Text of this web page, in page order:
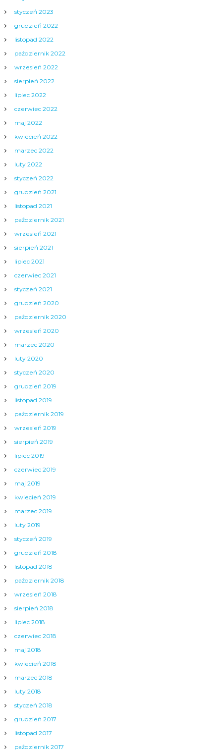
styczeń 2023
grudzień 2022
listopad 2022
październik 2022
wrzesień 2022
sierpień 2022
lipiec 2022
czerwiec 2022
maj 2022
kwiecień 2022
marzec 2022
luty 2022
styczeń 2022
grudzień 2021
listopad 2021
październik 2021
wrzesień 2021
sierpień 2021
lipiec 2021
czerwiec 2021
styczeń 2021
grudzień 2020
październik 2020
wrzesień 2020
marzec 2020
luty 2020
styczeń 2020
grudzień 2019
listopad 2019
październik 2019
wrzesień 2019
sierpień 2019
lipiec 2019
czerwiec 2019
maj 2019
kwiecień 2019
marzec 2019
luty 2019
styczeń 2019
grudzień 2018
listopad 2018
październik 2018
wrzesień 2018
sierpień 2018
lipiec 2018
czerwiec 2018
maj 2018
kwiecień 2018
marzec 2018
luty 2018
styczeń 2018
grudzień 2017
listopad 2017
październik 2017